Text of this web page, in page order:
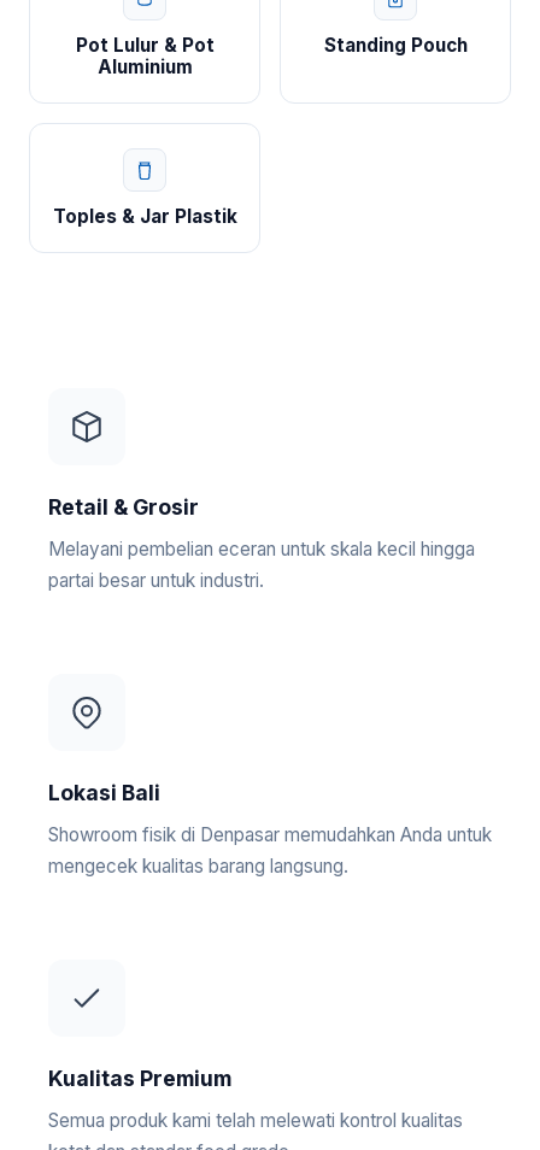
Pot Lulur & Pot
Aluminium
Standing Pouch
Toples & Jar Plastik
Retail & Grosir
Melayani pembelian eceran untuk skala kecil hingga
partai besar untuk industri.
Lokasi Bali
Showroom fisik di Denpasar memudahkan Anda untuk
mengecek kualitas barang langsung.
Kualitas Premium
Semua produk kami telah melewati kontrol kualitas